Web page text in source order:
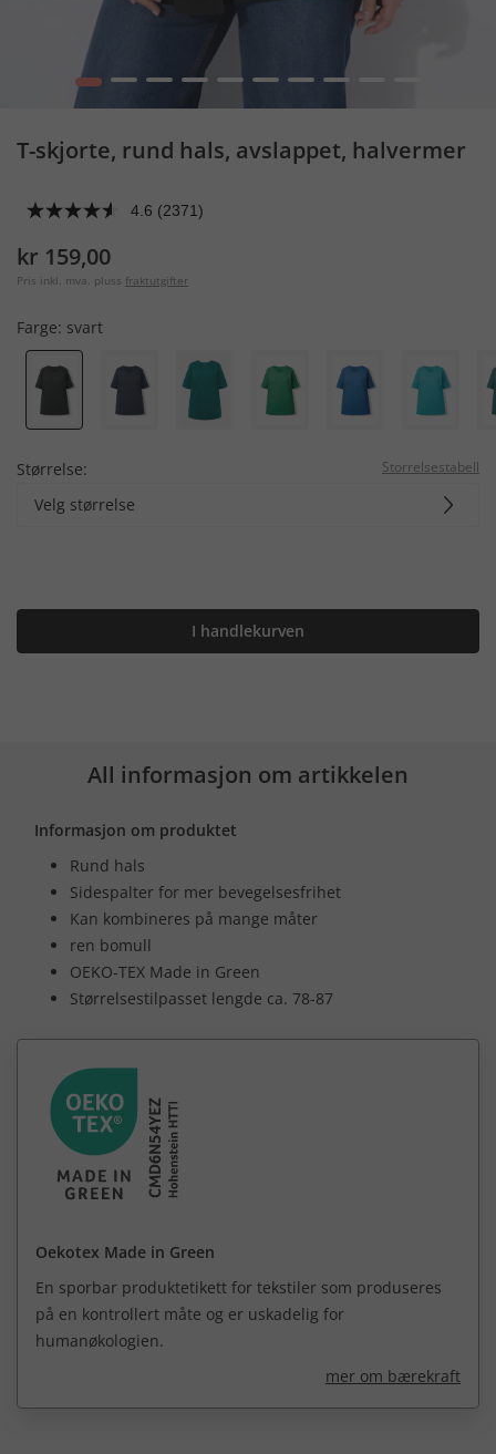
1 2 3 4 5 6 7 8
T-skjorte, rund hals, avslappet, halvermer
4.6 (2371)
kr 159,00
Pris inkl. mva. pluss fraktutgifter
Farge: svart
Størrelse: Storrelsestabell
Velg størrelse
I handlekurven
All informasjon om artikkelen
Informasjon om produktet
Rund hals
Sidespalter for mer bevegelsesfrihet
Kan kombineres på mange måter
ren bomull
OEKO-TEX Made in Green
Størrelsestilpasset lengde ca. 78-87
Oekotex Made in Green
En sporbar produktetikett for tekstiler som produseres
på en kontrollert måte og er uskadelig for
humanøkologien.
mer om bærekraft